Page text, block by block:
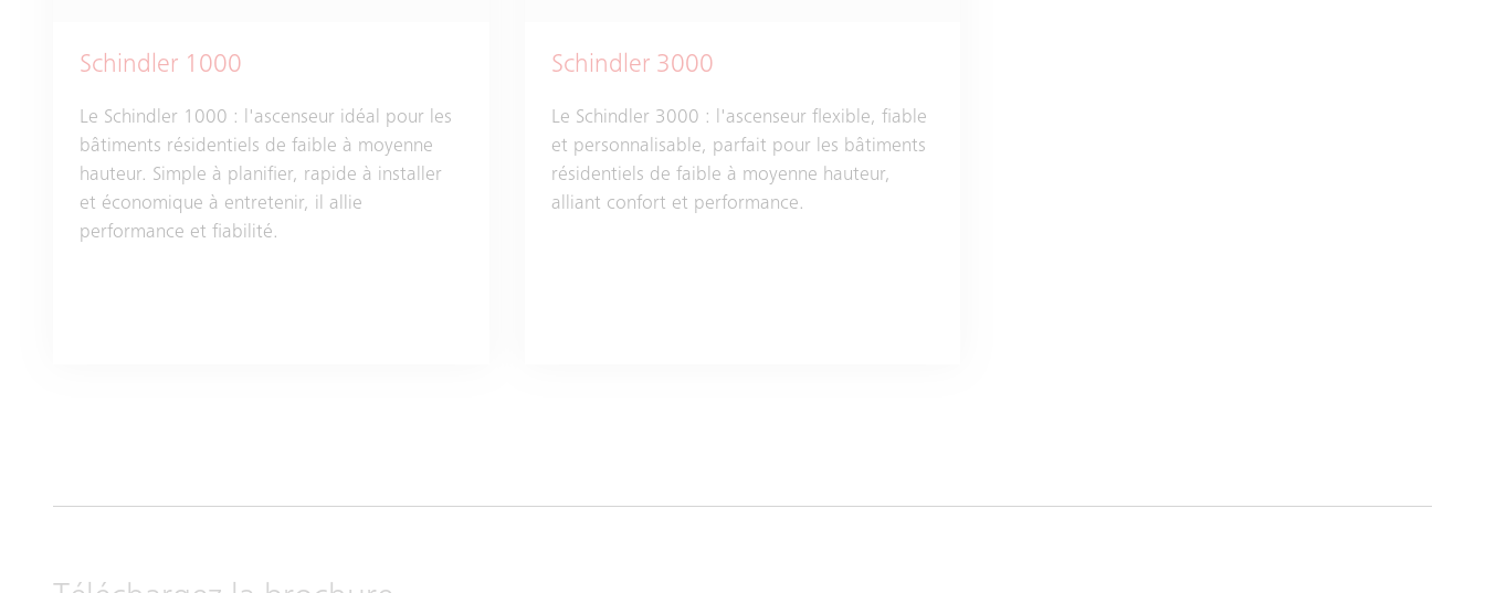
Schindler 1000
Le Schindler 1000 : l'ascenseur idéal pour les
bâtiments résidentiels de faible à moyenne
hauteur. Simple à planifier, rapide à installer
et économique à entretenir, il allie
performance et fiabilité.
Schindler 3000
Le Schindler 3000 : l'ascenseur flexible, fiable
et personnalisable, parfait pour les bâtiments
résidentiels de faible à moyenne hauteur,
alliant confort et performance.